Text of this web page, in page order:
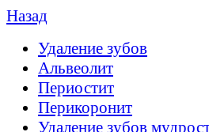
Назад
Удаление зубов
Альвеолит
Периостит
Перикоронит
Удаление зубов